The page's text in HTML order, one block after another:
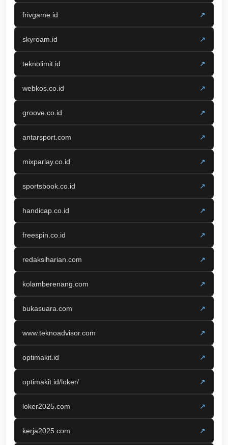
frivgame.id ↗
skyroam.id ↗
teknolimit.id ↗
webkos.co.id ↗
groove.co.id ↗
antarsport.com ↗
mixparlay.co.id ↗
sportsbook.co.id ↗
handicap.co.id ↗
freespin.co.id ↗
redaksiharian.com ↗
kolamberenang.com ↗
bukasuara.com ↗
www.teknoadvisor.com ↗
optimakit.id ↗
optimakit.id/loker/ ↗
loker2025.com ↗
kerja2025.com ↗